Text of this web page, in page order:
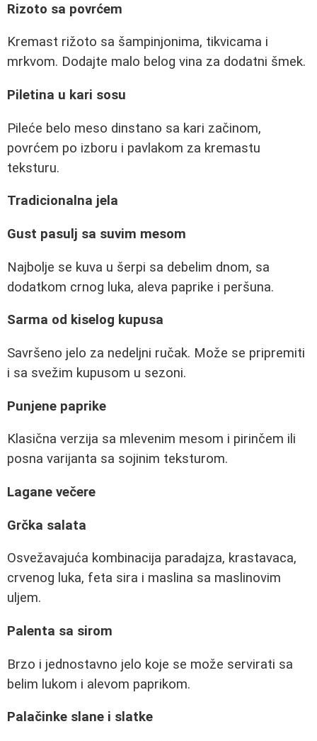
Rizoto sa povrćem
Kremast rižoto sa šampinjonima, tikvicama i
mrkvom. Dodajte malo belog vina za dodatni šmek.
Piletina u kari sosu
Pileće belo meso dinstano sa kari začinom,
povrćem po izboru i pavlakom za kremastu
teksturu.
Tradicionalna jela
Gust pasulj sa suvim mesom
Najbolje se kuva u šerpi sa debelim dnom, sa
dodatkom crnog luka, aleva paprike i peršuna.
Sarma od kiselog kupusa
Savršeno jelo za nedeljni ručak. Može se pripremiti
i sa svežim kupusom u sezoni.
Punjene paprike
Klasična verzija sa mlevenim mesom i pirinčem ili
posna varijanta sa sojinim teksturom.
Lagane večere
Grčka salata
Osvežavajuća kombinacija paradajza, krastavaca,
crvenog luka, feta sira i maslina sa maslinovim
uljem.
Palenta sa sirom
Brzo i jednostavno jelo koje se može servirati sa
belim lukom i alevom paprikom.
Palačinke slane i slatke